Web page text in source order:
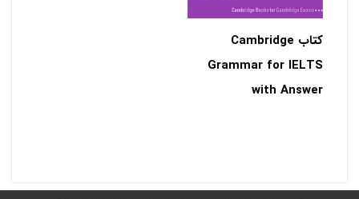
کتاب Cambridge
Grammar for IELTS
with Answer